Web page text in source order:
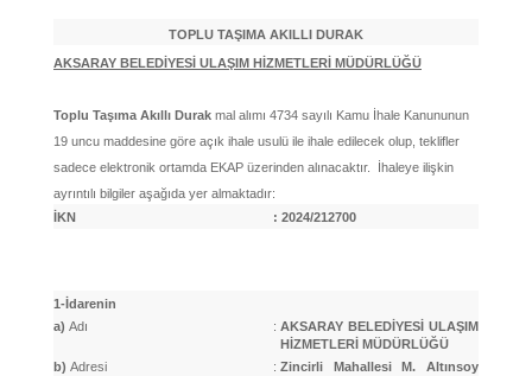
TOPLU TAŞIMA AKILLI DURAK
AKSARAY BELEDİYESİ ULAŞIM HİZMETLERİ MÜDÜRLÜĞÜ
Toplu Taşıma Akıllı Durak mal alımı 4734 sayılı Kamu İhale Kanununun
19 uncu maddesine göre açık ihale usulü ile ihale edilecek olup, teklifler
sadece elektronik ortamda EKAP üzerinden alınacaktır. İhaleye ilişkin
ayrıntılı bilgiler aşağıda yer almaktadır:
İKN
: 2024/212700
1-İdarenin
a) Adı : AKSARAY BELEDİYESİ ULAŞIM
HİZMETLERİ MÜDÜRLÜĞÜ
b) Adresi : Zincirli Mahallesi M. Altınsoy